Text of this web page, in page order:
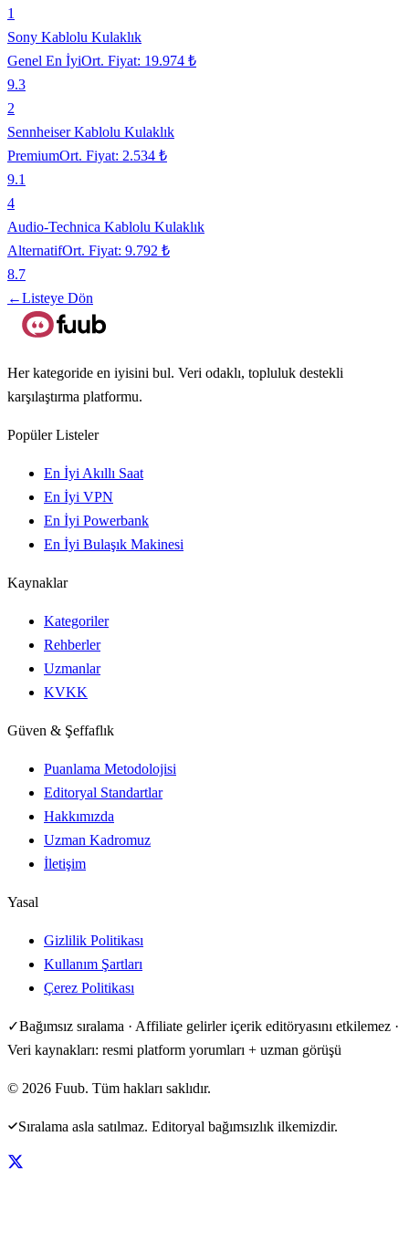
1
Sony Kablolu Kulaklık
Genel En İyiOrt. Fiyat: 19.974 ₺
9.3
2
Sennheiser Kablolu Kulaklık
PremiumOrt. Fiyat: 2.534 ₺
9.1
4
Audio-Technica Kablolu Kulaklık
AlternatifOrt. Fiyat: 9.792 ₺
8.7
←Listeye Dön
Her kategoride en iyisini bul. Veri odaklı, topluluk destekli
karşılaştırma platformu.
Popüler Listeler
En İyi Akıllı Saat
En İyi VPN
En İyi Powerbank
En İyi Bulaşık Makinesi
Kaynaklar
Kategoriler
Rehberler
Uzmanlar
KVKK
Güven & Şeffaflık
Puanlama Metodolojisi
Editoryal Standartlar
Hakkımızda
Uzman Kadromuz
İletişim
Yasal
Gizlilik Politikası
Kullanım Şartları
Çerez Politikası
✓Bağımsız sıralama · Affiliate gelirler içerik editöryasını etkilemez ·
Veri kaynakları: resmi platform yorumları + uzman görüşü
© 2026 Fuub. Tüm hakları saklıdır.
Sıralama asla satılmaz. Editoryal bağımsızlık ilkemizdir.